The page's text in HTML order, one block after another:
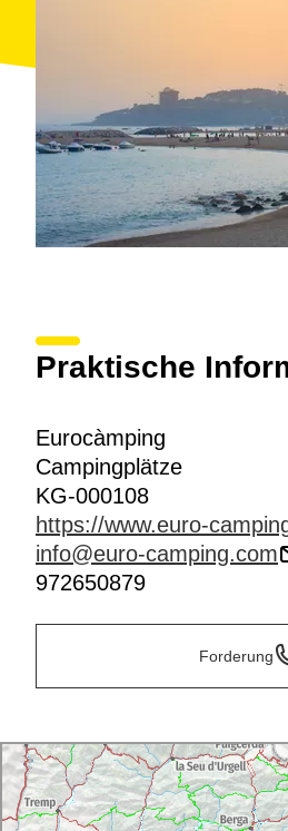
Praktische
Eurocàmping
Campingplätze
KG-000108
https://www.euro-
info@euro-camping.com
972650879
Forderung